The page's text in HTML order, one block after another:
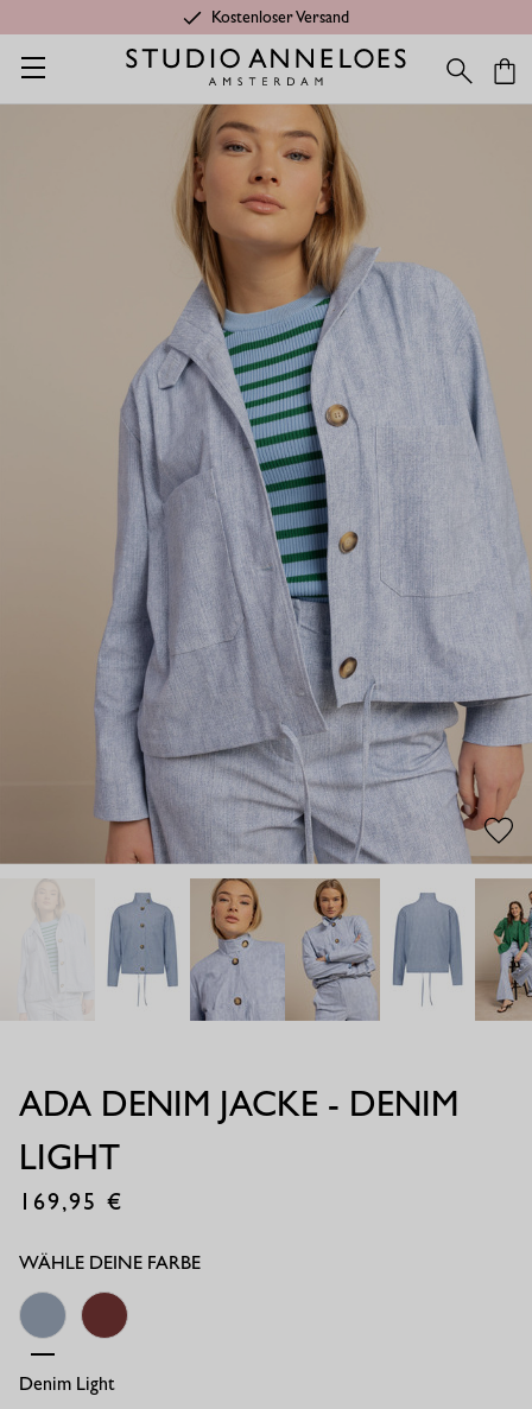
Kostenloser Versand
Startseite Shop Anlässe Summer Styles Ada denim jacke
ADA DENIM JACKE - DENIM
LIGHT
169,95
WÄHLE DEINE FARBE
Denim Light
Chestnut